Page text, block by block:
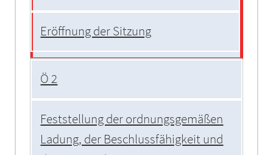
Eröffnung der Sitzung
Ö 2
Feststellung der ordnungsgemäßen
Ladung, der Beschlussfähigkeit und